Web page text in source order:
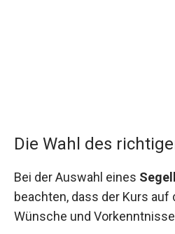
Die Wahl des
Bei der Auswahl eines
beachten, dass der Kurs auf
Wünsche und